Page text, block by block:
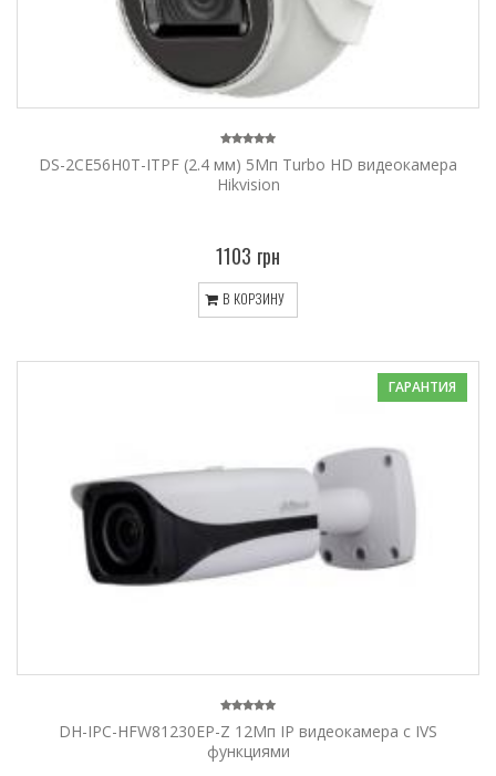
DS-2CE56H0T-ITPF (2.4 мм) 5Мп Turbo HD видеокамера
Hikvision
1103 грн
В КОРЗИНУ
ГАРАНТИЯ
DH-IPC-HFW81230EP-Z 12Мп IP видеокамера с IVS
функциями